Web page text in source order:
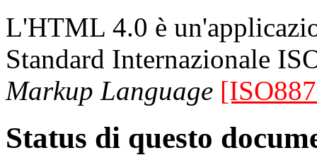
L'HTML 4.0 è
Standard Internazionale
Markup Language
Status di questo